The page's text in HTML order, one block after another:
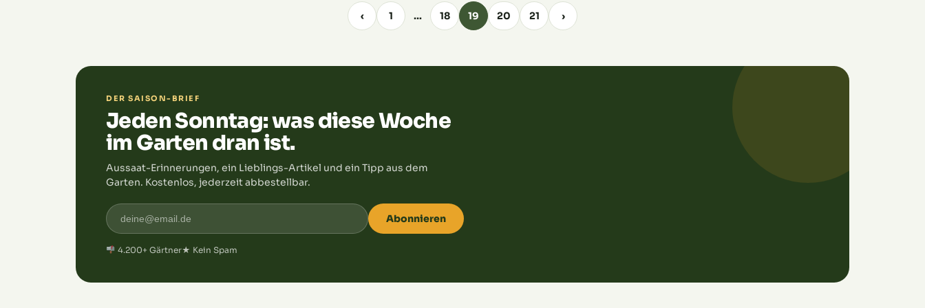
oder direkt zu Pesto verarbeitest – wir zeigen dir,
wie es geht. So kannst du den Geschmack des
Sommers auch im Winter genießen. Bereit, dein
‹ 1 … 18 19 20 21 ›
DER SAISON-BRIEF
Jeden Sonntag: was diese Woche
im Garten dran ist.
Aussaat-Erinnerungen, ein Lieblings-Artikel und ein Tipp aus dem
Garten. Kostenlos, jederzeit abbestellbar.
Abonnieren
4.200+ Gärtner★ Kein Spam